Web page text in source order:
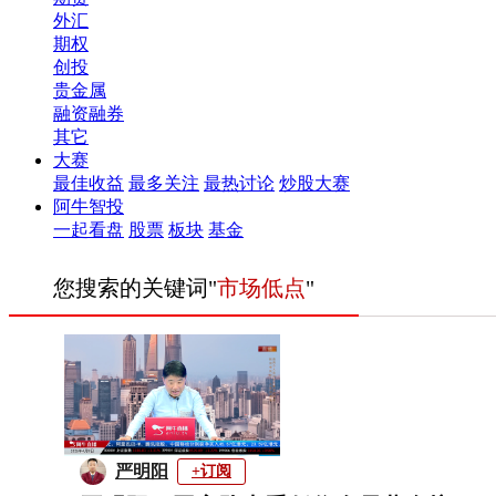
外汇
期权
创投
贵金属
融资融券
其它
大赛
最佳收益 最多关注 最热讨论 炒股大赛
阿牛智投
一起看盘 股票 板块 基金
您搜索的关键词"市场低点"
严明阳 +订阅